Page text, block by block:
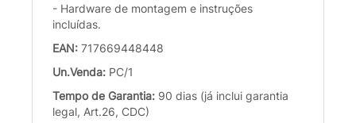
- Hardware de montagem e instruções
incluídas.
EAN: 717669448448
Un.Venda: PC/1
Tempo de Garantia: 90 dias (já inclui garantia
legal, Art.26, CDC)